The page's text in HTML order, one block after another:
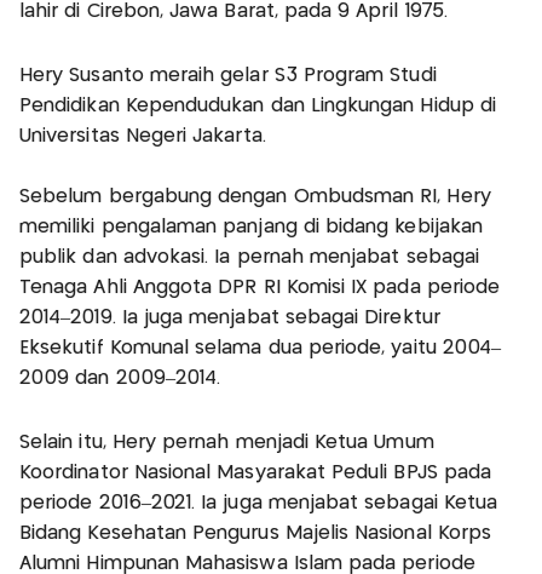
lahir di Cirebon, Jawa Barat, pada 9 April 1975.
Hery Susanto meraih gelar S3 Program Studi
Pendidikan Kependudukan dan Lingkungan Hidup di
Universitas Negeri Jakarta.
Sebelum bergabung dengan Ombudsman RI, Hery
memiliki pengalaman panjang di bidang kebijakan
publik dan advokasi. Ia pernah menjabat sebagai
Tenaga Ahli Anggota DPR RI Komisi IX pada periode
2014–2019. Ia juga menjabat sebagai Direktur
Eksekutif Komunal selama dua periode, yaitu 2004–
2009 dan 2009–2014.
Selain itu, Hery pernah menjadi Ketua Umum
Koordinator Nasional Masyarakat Peduli BPJS pada
periode 2016–2021. Ia juga menjabat sebagai Ketua
Bidang Kesehatan Pengurus Majelis Nasional Korps
Alumni Himpunan Mahasiswa Islam pada periode